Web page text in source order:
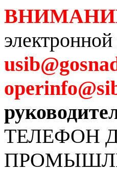
ТЕЛЕФОН